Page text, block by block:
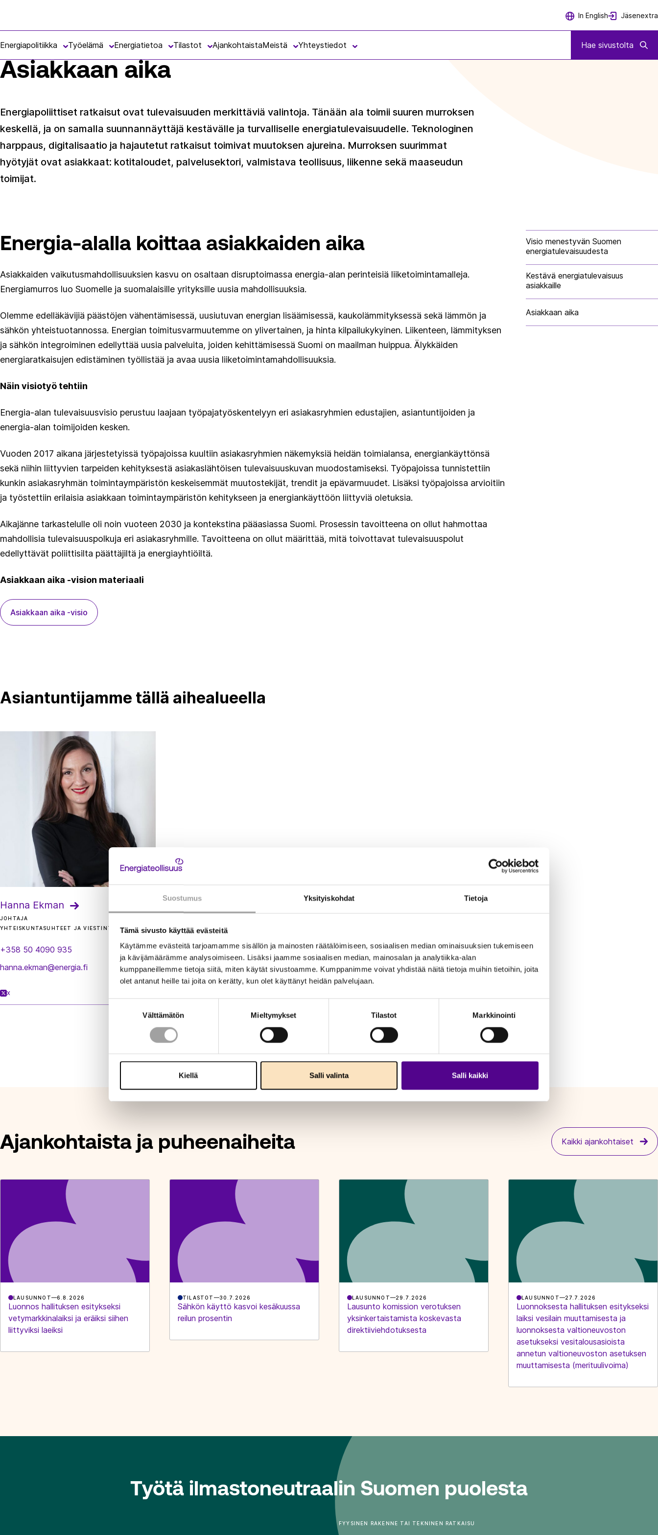
Suostumus Yksityiskohdat Tietoja
Tämä sivusto käyttää evästeitä
Käytämme evästeitä tarjoamamme sisällön ja mainosten räätälöimiseen, sosiaalisen median ominaisuuksien tukemiseen
ja kävijämäärämme analysoimiseen. Lisäksi jaamme sosiaalisen median, mainosalan ja analytiikka-alan
kumppaneillemme tietoja siitä, miten käytät sivustoamme. Kumppanimme voivat yhdistää näitä tietoja muihin tietoihin, joita
olet antanut heille tai joita on kerätty, kun olet käyttänyt heidän palvelujaan.
Suostumuksen
Välttämätön Mieltymykset Tilastot Markkinointi
Kiellä Salli valinta Salli kaikki
In English Jäsenextra
Energiapolitiikka Työelämä Energiatietoa Tilastot AjankohtaistaMeistä Yhteystiedot Hae sivustolta
Asiakkaan aika
Energiapoliittiset ratkaisut ovat tulevaisuuden merkittäviä valintoja. Tänään ala toimii suuren murroksen
keskellä, ja on samalla suunnannäyttäjä kestävälle ja turvalliselle energiatulevaisuudelle. Teknologinen
harppaus, digitalisaatio ja hajautetut ratkaisut toimivat muutoksen ajureina. Murroksen suurimmat
hyötyjät ovat asiakkaat: kotitaloudet, palvelusektori, valmistava teollisuus, liikenne sekä maaseudun
toimijat.
Energia-alalla koittaa asiakkaiden aika
Asiakkaiden vaikutusmahdollisuuksien kasvu on osaltaan disruptoimassa energia-alan perinteisiä liiketoimintamalleja.
Energiamurros luo Suomelle ja suomalaisille yrityksille uusia mahdollisuuksia.
Olemme edelläkävijiä päästöjen vähentämisessä, uusiutuvan energian lisäämisessä, kaukolämmityksessä sekä lämmön ja
sähkön yhteistuotannossa. Energian toimitusvarmuutemme on ylivertainen, ja hinta kilpailukykyinen. Liikenteen, lämmityksen
ja sähkön integroiminen edellyttää uusia palveluita, joiden kehittämisessä Suomi on maailman huippua. Älykkäiden
energiaratkaisujen edistäminen työllistää ja avaa uusia liiketoimintamahdollisuuksia.
Näin visiotyö tehtiin
Energia-alan tulevaisuusvisio perustuu laajaan työpajatyöskentelyyn eri asiakasryhmien edustajien, asiantuntijoiden ja
energia-alan toimijoiden kesken.
Vuoden 2017 aikana järjestetyissä työpajoissa kuultiin asiakasryhmien näkemyksiä heidän toimialansa, energiankäyttönsä
sekä niihin liittyvien tarpeiden kehityksestä asiakaslähtöisen tulevaisuuskuvan muodostamiseksi. Työpajoissa tunnistettiin
kunkin asiakasryhmän toimintaympäristön keskeisemmät muutostekijät, trendit ja epävarmuudet. Lisäksi työpajoissa arvioitiin
ja työstettiin erilaisia asiakkaan toimintaympäristön kehitykseen ja energiankäyttöön liittyviä oletuksia.
Aikajänne tarkastelulle oli noin vuoteen 2030 ja kontekstina pääasiassa Suomi. Prosessin tavoitteena on ollut hahmottaa
mahdollisia tulevaisuuspolkuja eri asiakasryhmille. Tavoitteena on ollut määrittää, mitä toivottavat tulevaisuuspolut
edellyttävät poliittisilta päättäjiltä ja energiayhtiöiltä.
Asiakkaan aika -vision materiaali
Asiakkaan aika -visio
Asiantuntijamme tällä aihealueella
Hanna Ekman
JOHTAJA
YHTEISKUNTASUHTEET JA VIESTINTÄ
+358 50 4090 935
hanna.ekman@energia.fi
X
Visio menestyvän Suomen
energiatulevaisuudesta
Kestävä energiatulevaisuus
asiakkaille
Asiakkaan aika
Ajankohtaista ja puheenaiheita Kaikki ajankohtaiset
LAUSUNNOT 6.8.2026
Luonnos hallituksen esitykseksi
vetymarkkinalaiksi ja eräiksi siihen
liittyviksi laeiksi
TILASTOT 30.7.2026
Sähkön käyttö kasvoi kesäkuussa
reilun prosentin
LAUSUNNOT 29.7.2026
Lausunto komission verotuksen
yksinkertaistamista koskevasta
direktiiviehdotuksesta
LAUSUNNOT 27.7.2026
Luonnoksesta hallituksen esitykseksi
laiksi vesilain muuttamisesta ja
luonnoksesta valtioneuvoston
asetukseksi vesitalousasioista
annetun valtioneuvoston asetuksen
muuttamisesta (merituulivoima)
Työtä ilmastoneutraalin Suomen puolesta
FYYSINEN RAKENNE TAI TEKNINEN RATKAISU